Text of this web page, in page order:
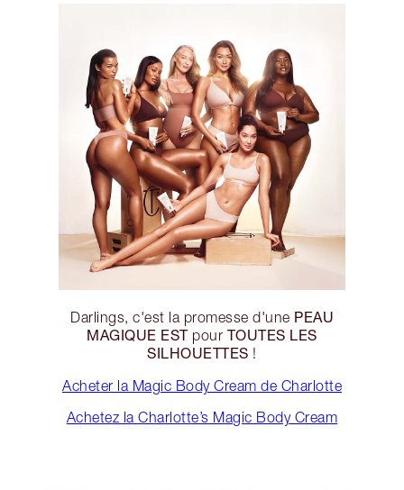
Darlings, c'est la promesse d'une PEAU
MAGIQUE ESTpour TOUTES LES
SILHOUETTES !
Acheter la Magic Body Cream de Charlotte
Achetez la Charlotte’s Magic Body Cream